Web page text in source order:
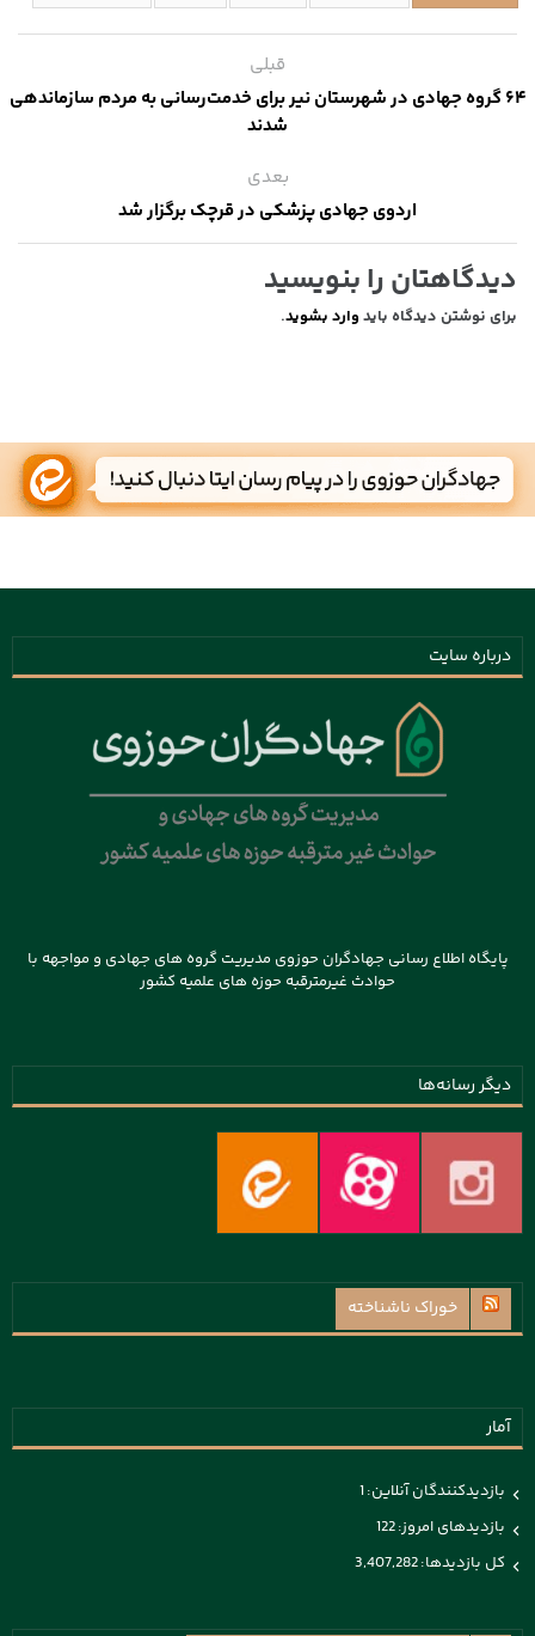
قبلی
۶۴ گروه جهادی در شهرستان نیر برای خدمت‌رسانی به مردم سازماندهی
شدند
بعدی
اردوی جهادی پزشکی در قرچک برگزار شد
دیدگاهتان را بنویسید
برای نوشتن دیدگاه باید وارد بشوید.
درباره سایت
پایگاه اطلاع رسانی جهادگران حوزوی مدیریت گروه های جهادی و مواجهه با
حوادث غیرمترقبه حوزه های علمیه کشور
دیگر رسانه‌ها
خوراک ناشناخته
آمار
بازدیدکنندگان آنلاین:1
بازدیدهای امروز:122
کل بازدیدها:3,407,282